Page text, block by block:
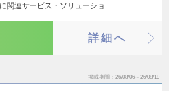
関連サービス・ソリューショ…
詳細へ
掲載期間 26/08/06～26/08/19